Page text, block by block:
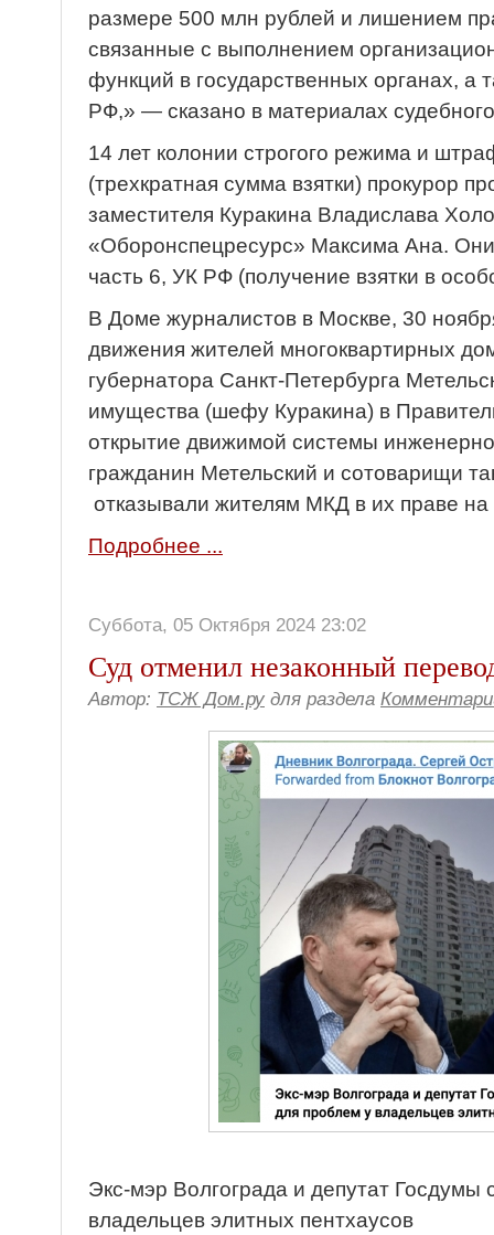
размере 500 млн рублей и лишением
связанные с выполнением
функций в государственных органах, а
РФ,» — сказано в материалах
14 лет колонии строгого режима и
(трехкратная сумма взятки) прокурор
заместителя Куракина Владислава
«Оборонспецресурс» Максима Ана.
часть 6, УК РФ (получение взятки в
В Доме журналистов в Москве, 30
движения жителей многоквартирных
губернатора Санкт-Петербурга
имущества (шефу Куракина) в
открытие движимой системы
гражданин Метельский и сотоварищи
отказывали жителям МКД в их праве на
Подробнее ...
Суббота, 05 Октября 2024 23:02
Суд отменил незаконный
Автор: ТСЖ Дом.ру для раздела
Экс-мэр Волгограда и депутат Госдумы
владельцев элитных пентхаусов